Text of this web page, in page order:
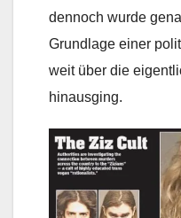
dennoch wurde
Grundlage einer
weit über die
hinausging.